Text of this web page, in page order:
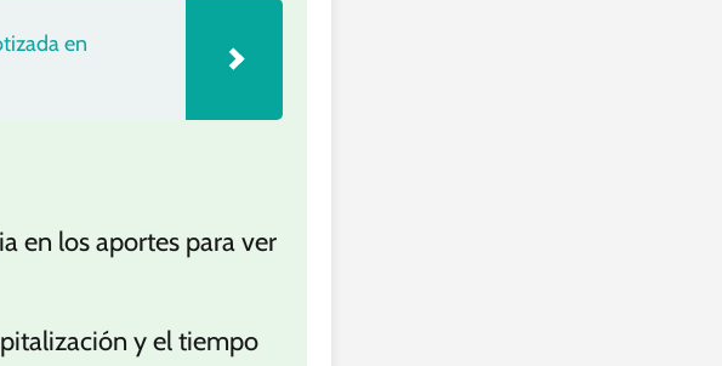
en
en los aportes para ver
y el tiempo